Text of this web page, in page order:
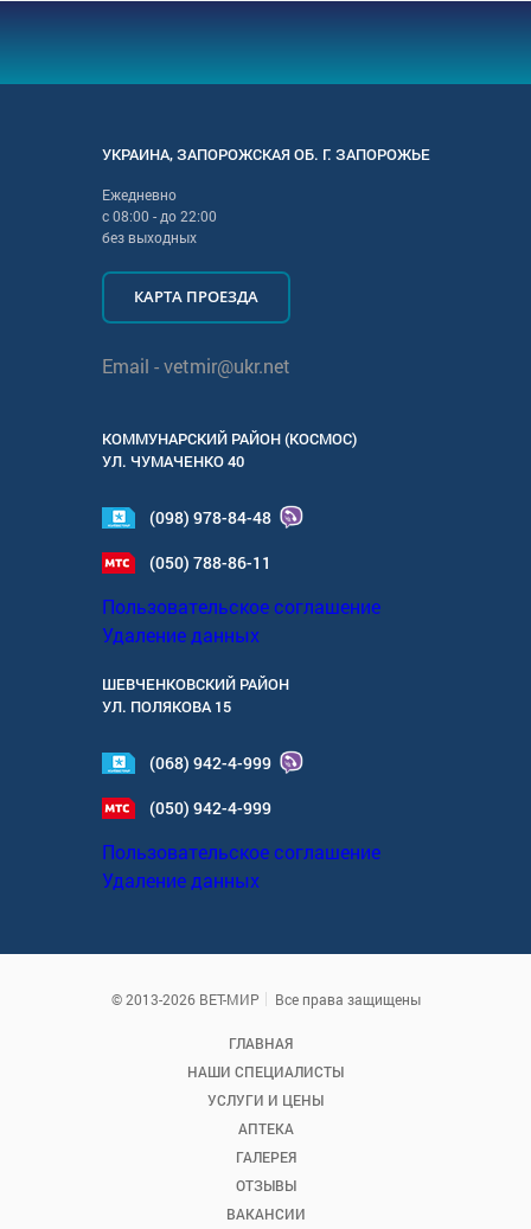
УКРАИНА,ЗАПОРОЖСКАЯОБ. Г. ЗАПОРОЖЬЕ
Ежедневно
с08:00 - до22:00
без выходных
КАРТА ПРОЕЗДА
Email -vetmir@ukr.net
КОММУНАРСКИЙ РАЙОН (КОСМОС)
УЛ. ЧУМАЧЕНКО 40
(098) 978-84-48
(050) 788-86-11
Пользовательское соглашение
Удаление данных
ШЕВЧЕНКОВСКИЙ РАЙОН
УЛ. ПОЛЯКОВА 15
(068) 942-4-999
(050) 942-4-999
Пользовательское соглашение
Удаление данных
© 2013-2026 ВЕТ-МИР Все права защищены
ГЛАВНАЯ
НАШИ СПЕЦИАЛИСТЫ
УСЛУГИ И ЦЕНЫ
АПТЕКА
ГАЛЕРЕЯ
ОТЗЫВЫ
ВАКАНСИИ